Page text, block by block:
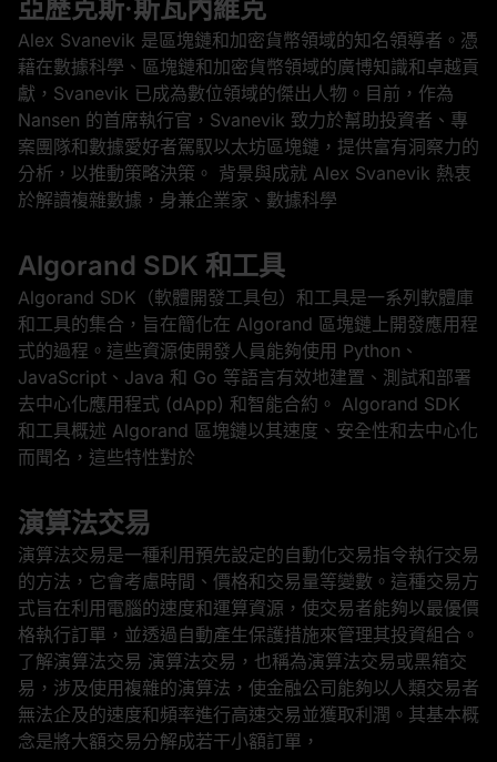
亞歷克斯·斯瓦內維克
Alex Svanevik 是區塊鏈和加密貨幣領域的知名領導者。憑
藉在數據科學、區塊鏈和加密貨幣領域的廣博知識和卓越貢
獻，Svanevik 已成為數位領域的傑出人物。目前，作為
Nansen 的首席執行官，Svanevik 致力於幫助投資者、專
案團隊和數據愛好者駕馭以太坊區塊鏈，提供富有洞察力的
分析，以推動策略決策。 背景與成就 Alex Svanevik 熱衷
於解讀複雜數據，身兼企業家、數據科學
Algorand SDK 和工具
Algorand SDK（軟體開發工具包）和工具是一系列軟體庫
和工具的集合，旨在簡化在 Algorand 區塊鏈上開發應用程
式的過程。這些資源使開發人員能夠使用 Python、
JavaScript、Java 和 Go 等語言有效地建置、測試和部署
去中心化應用程式 (dApp) 和智能合約。 Algorand SDK
和工具概述 Algorand 區塊鏈以其速度、安全性和去中心化
而聞名，這些特性對於
演算法交易
演算法交易是一種利用預先設定的自動化交易指令執行交易
的方法，它會考慮時間、價格和交易量等變數。這種交易方
式旨在利用電腦的速度和運算資源，使交易者能夠以最優價
格執行訂單，並透過自動產生保護措施來管理其投資組合。
了解演算法交易 演算法交易，也稱為演算法交易或黑箱交
易，涉及使用複雜的演算法，使金融公司能夠以人類交易者
無法企及的速度和頻率進行高速交易並獲取利潤。其基本概
念是將大額交易分解成若干小額訂單，